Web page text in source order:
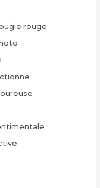
rouge